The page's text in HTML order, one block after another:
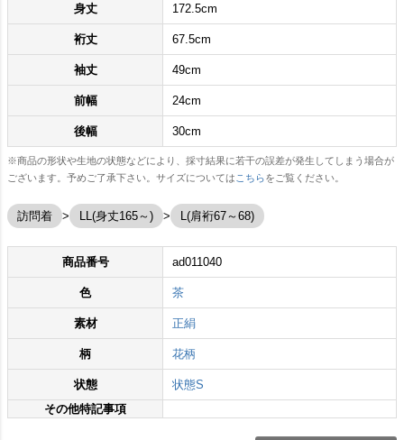
身丈 172.5cm
裄丈 67.5cm
袖丈 49cm
前幅 24cm
後幅 30cm
※商品の形状や生地の状態などにより、採寸結果に若干の誤差が発生してしまう場合が
ございます。予めご了承下さい。サイズについては こちらをご覧ください。
訪問着 LL(身丈165～) L(肩裄67～68)
商品番号 ad011040
色 茶
素材 正絹
柄 花柄
状態
状態S
その他特記事項